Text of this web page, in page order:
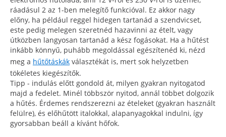
ráadásul 2 az 1-ben melegítő funkcióval. Ez akkor nagy
előny, ha például reggel hidegen tartanád a szendvicset,
este pedig melegen szeretnéd hazavinni az ételt, vagy
útközben langyosan tartanád a kész fogásokat. Ha a hűtést
inkább könnyű, puhább megoldással egészítenéd ki, nézd
meg a hűtőtáskák választékát is, mert sok helyzetben
tökéletes kiegészítők.
Tipp - indulás előtt gondold át, milyen gyakran nyitogatod
majd a fedelet. Minél többször nyitod, annál többet dolgozik
a hűtés. Érdemes rendszerezni az ételeket (gyakran használt
felülre), és előhűtött italokkal, alapanyagokkal indulni, így
gyorsabban beáll a kívánt hőfok.